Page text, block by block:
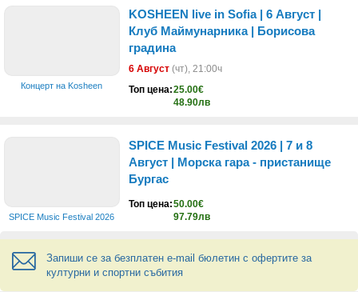
Концерт на Kosheen
KOSHEEN live in Sofia | 6 Август |
Клуб Маймунарника | Борисова
градина
6 Август (чт), 21:00ч
Топ цена:25.00€
48.90лв
SPICE Music Festival 2026
SPICE Music Festival 2026 | 7 и 8
Август | Морска гара - пристанище
Бургас
Топ цена:50.00€
97.79лв
Запиши се за безплатен e-mail бюлетин с офертите за
културни и спортни събития